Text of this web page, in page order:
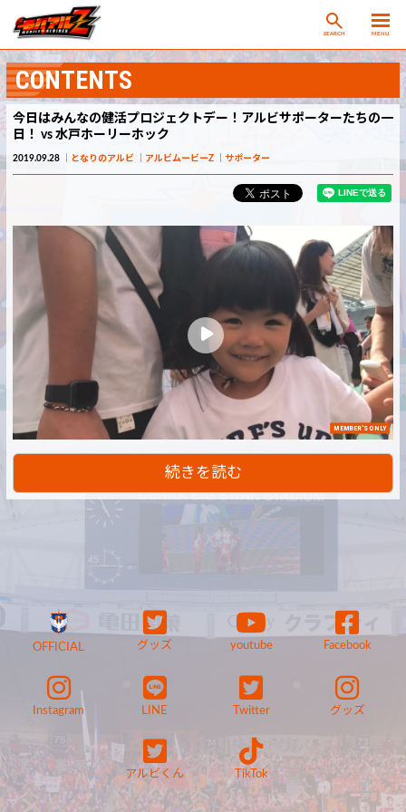
SEARCH MENU
CONTENTS
今日はみんなの健活プロジェクトデー！アルビサポーターたちの一
日！ vs 水戸ホーリーホック
2019.09.28 となりのアルビ アルビムービーZ サポーター
MEMBER'S ONLY
続きを読む
OFFICIAL グッズ youtube Facebook
Instagram LINE Twitter グッズ
アルビくん TikTok